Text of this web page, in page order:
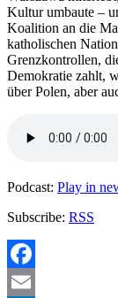
Kultur umbaute –
Koalition an die
katholischen
Grenzkontrollen,
Demokratie zahlt,
über Polen, aber
Podcast: Play in
Subscribe: RSS
Facebook